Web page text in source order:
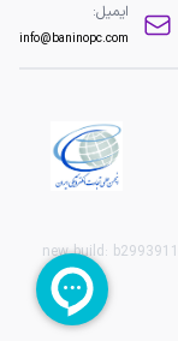
ایمیل:
info@baninopc.com
new build: